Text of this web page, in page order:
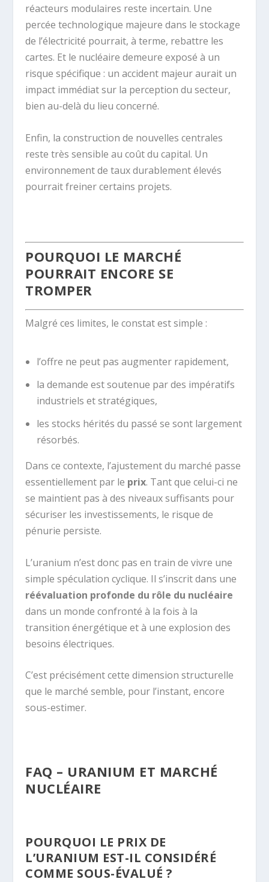
réacteurs modulaires reste incertain. Une
percée technologique majeure dans le stockage
de l’électricité pourrait, à terme, rebattre les
cartes. Et le nucléaire demeure exposé à un
risque spécifique : un accident majeur aurait un
impact immédiat sur la perception du secteur,
bien au-delà du lieu concerné.
Enfin, la construction de nouvelles centrales
reste très sensible au coût du capital. Un
environnement de taux durablement élevés
pourrait freiner certains projets.
POURQUOI LE MARCHÉ
POURRAIT ENCORE SE
TROMPER
Malgré ces limites, le constat est simple :
l’offre ne peut pas augmenter rapidement,
la demande est soutenue par des impératifs
industriels et stratégiques,
les stocks hérités du passé se sont largement
résorbés.
Dans ce contexte, l’ajustement du marché passe
essentiellement par le prix. Tant que celui-ci ne
se maintient pas à des niveaux suffisants pour
sécuriser les investissements, le risque de
pénurie persiste.
L’uranium n’est donc pas en train de vivre une
simple spéculation cyclique. Il s’inscrit dans une
réévaluation profonde du rôle du nucléaire
dans un monde confronté à la fois à la
transition énergétique et à une explosion des
besoins électriques.
C’est précisément cette dimension structurelle
que le marché semble, pour l’instant, encore
sous-estimer.
FAQ – URANIUM ET MARCHÉ
NUCLÉAIRE
POURQUOI LE PRIX DE
L’URANIUM EST-IL CONSIDÉRÉ
COMME SOUS-ÉVALUÉ ?